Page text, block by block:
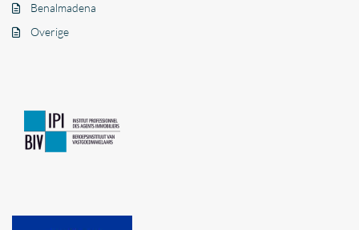
Benalmadena
Overige